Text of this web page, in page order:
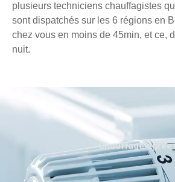
plusieurs techniciens chauffagistes
sont dispatchés sur les 6 régions en
chez vous en moins de 45min, et ce,
nuit.
Chauffage agréé